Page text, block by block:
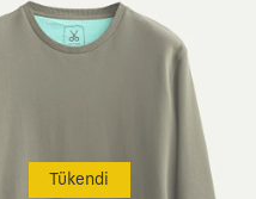
Tükendi